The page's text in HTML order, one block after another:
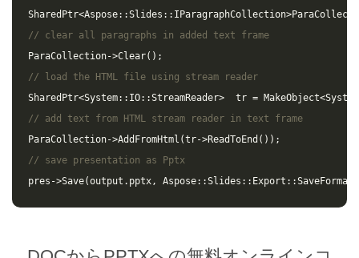
SharedPtr<Aspose::Slides :: IParagraphCollection>
// clear all paragraphs in added text frame
ParaCollection->Clear();
// load the HTML file using stream reader
SharedPtr<System:: IO::StreamReader> tr = MakeObject<System
// add text from HTML stream reader in text frame
ParaCollection->AddFromHtml (tr->ReadToEnd ());
// save presentation as Pptx
pres ->Save(output . pptx, Aspose::Slides :: Export ::SaveFormat